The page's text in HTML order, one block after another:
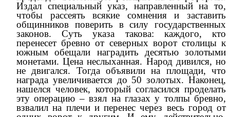
Издал специальный указ, направленный на то,
чтобы рассеять всякие сомнения и заставить
общинников поверить в силу государственных
законов. Суть указа такова: каждого, кто
перенесет бревно от северных ворот столицы к
южным обещали наградить десятью золотыми
монетами. Цена неслыханная. Народ дивился, но
не двигался. Тогда объявили на площади, что
награда увеличивается до 50 золотых. Наконец,
нашелся человек, который согласился проделать
эту операцию – взял на глазах у толпы бревно,
взвалил на плечи и перенес через весь город от